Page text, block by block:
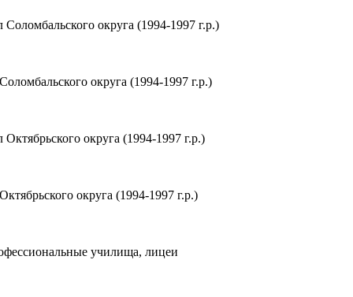
округа (1994-1997 г.р.)
округа (1994-1997 г.р.)
округа (1994-1997 г.р.)
округа (1994-1997 г.р.)
училища, лицеи